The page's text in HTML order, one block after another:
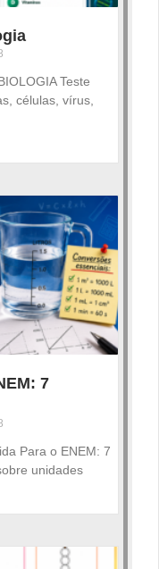
Teste
células, vírus,
7
Para o ENEM: 7
unidades